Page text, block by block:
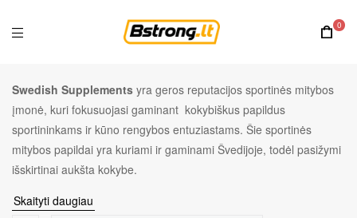
0
Swedish Supplements yra geros reputacijos sportinės mitybos
įmonė, kuri fokusuojasi gaminant kokybiškus papildus
sportininkams ir kūno rengybos entuziastams. Šie sportinės
mitybos papildai yra kuriami ir gaminami Švedijoje, todėl pasižymi
išskirtinai aukšta kokybe.
Skaityti daugiau